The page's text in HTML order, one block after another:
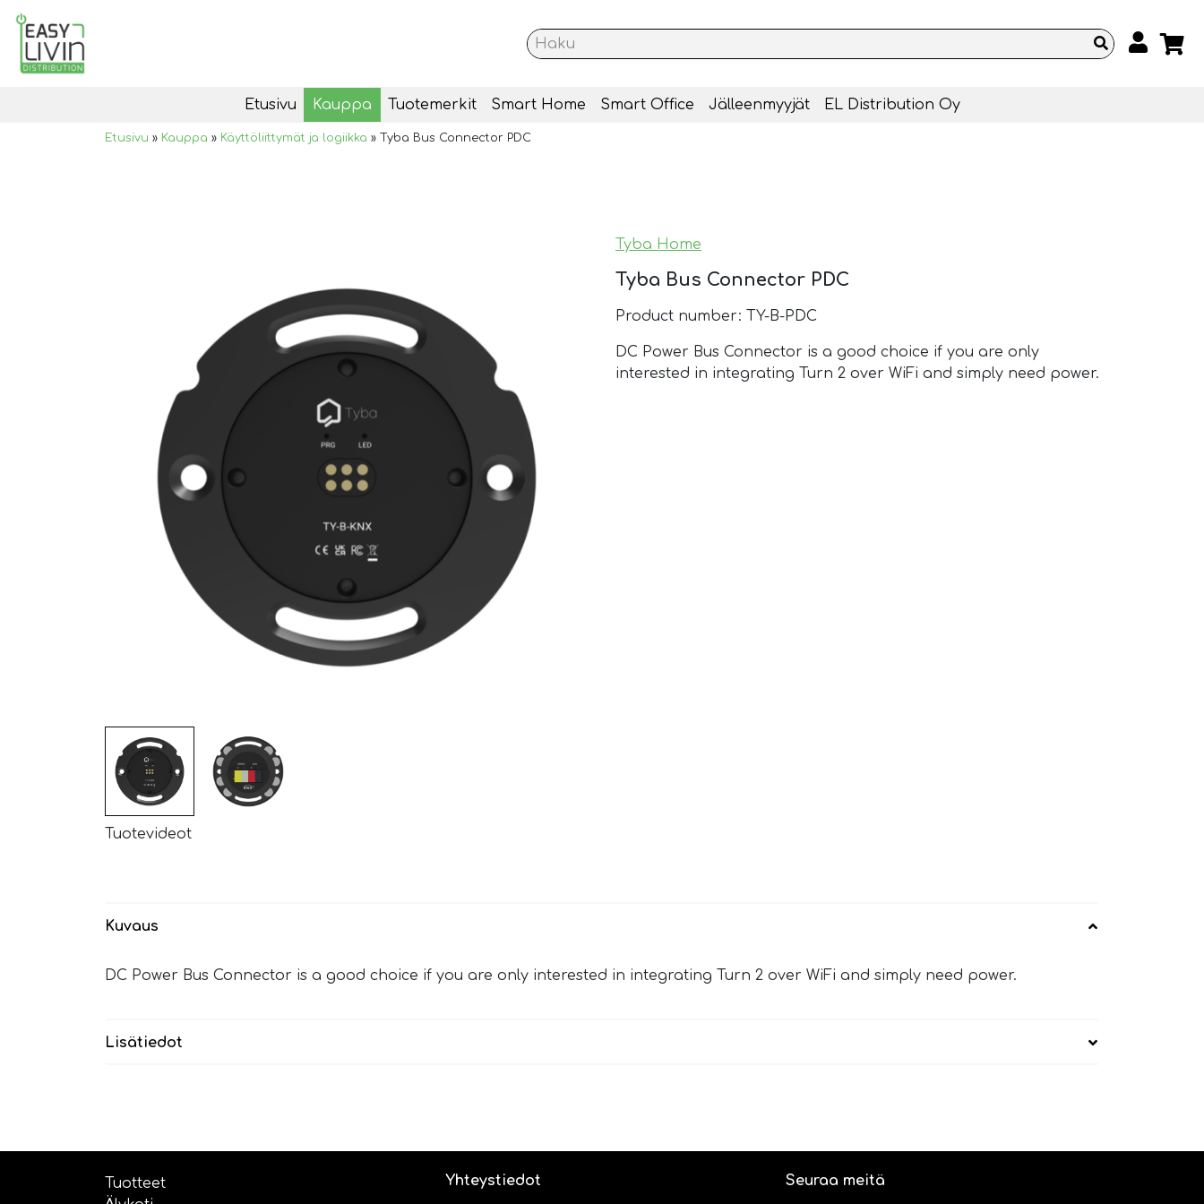
Etusivu Kauppa Tuotemerkit Smart Home Smart Office Jälleenmyyjät EL Distribution Oy
Etusivu » Kauppa » Käyttöliittymät ja logiikka » Tyba Bus Connector PDC
Tuotevideot
Tyba Home
Tyba Bus Connector PDC
Product number: TY-B-PDC
DC Power Bus Connector is a good choice if you are only
interested in integrating Turn 2 over WiFi and simply need power.
Kuvaus
DC Power Bus Connector is a good choice if you are only interested in integrating Turn 2 over WiFi and simply need power.
Lisätiedot
Tuotteet
Yhteystiedot Seuraa meitä